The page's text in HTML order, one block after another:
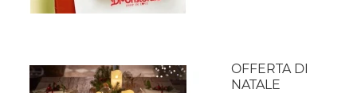
OFFERTA DI
NATALE